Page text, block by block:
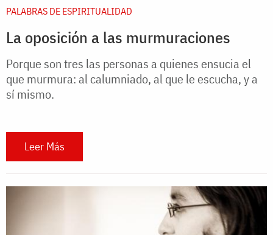
PALABRAS DE ESPIRITUALIDAD
La oposición a las murmuraciones
Porque son tres las personas a quienes ensucia el
que murmura: al calumniado, al que le escucha, y a
sí mismo.
Leer Más